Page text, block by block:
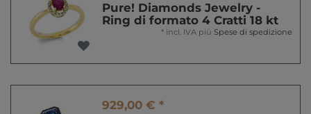
Pure! Diamonds Jewelry -
Ring di formato 4 Cratti 18 kt
* incl. IVA più Spese di spedizione
929,00 € *